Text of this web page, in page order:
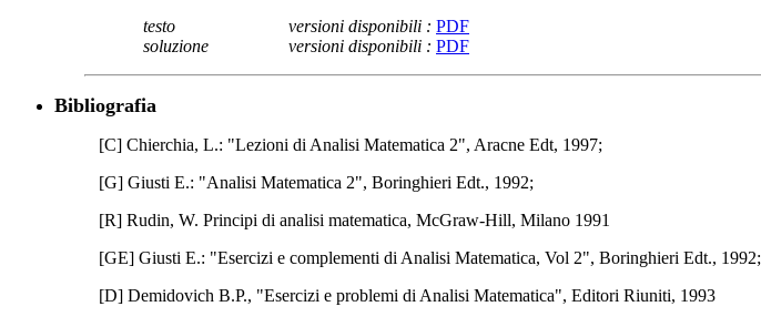
testo
versioni disponibili : PDF
soluzione
versioni disponibili : PDF
Bibliografia
[C] Chierchia, L.: "Lezioni di Analisi Matematica 2", Aracne Edt, 1997;
[G] Giusti E.: "Analisi Matematica 2", Boringhieri Edt., 1992;
[R] Rudin, W. Principi di analisi matematica, McGraw-Hill, Milano 1991
[GE] Giusti E.: "Esercizi e complementi di Analisi Matematica, Vol 2", Boringhieri Edt., 1992;
[D] Demidovich B.P., "Esercizi e problemi di Analisi Matematica", Editori Riuniti, 1993